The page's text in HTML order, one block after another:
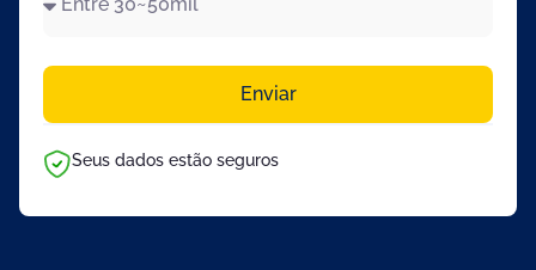
Enviar
Seus dados estão seguros